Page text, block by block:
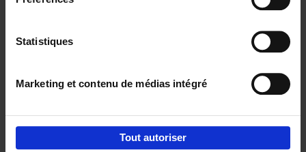
Statistiques
Marketing et contenu de médias intégré
Tout autoriser